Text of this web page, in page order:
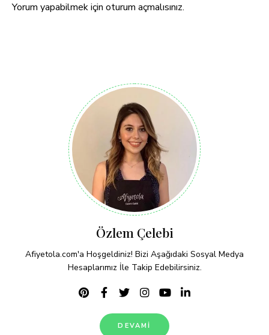
Yorum yapabilmek için oturum açmalısınız.
Özlem Çelebi
Afiyetola.com'a Hoşgeldiniz! Bizi Aşağıdaki Sosyal Medya
Hesaplarımız İle Takip Edebilirsiniz.
DEVAMI